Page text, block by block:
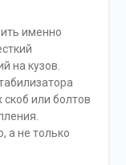
именно
на кузов.
или болтов
а не только